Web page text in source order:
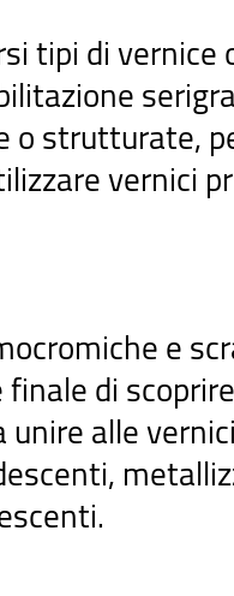
tipi di
o strutturate,
vernici
e
di
alle